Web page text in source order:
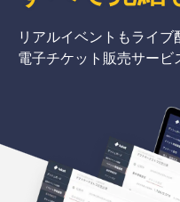
リアルイベントもライブ
電子チケット販売サービ